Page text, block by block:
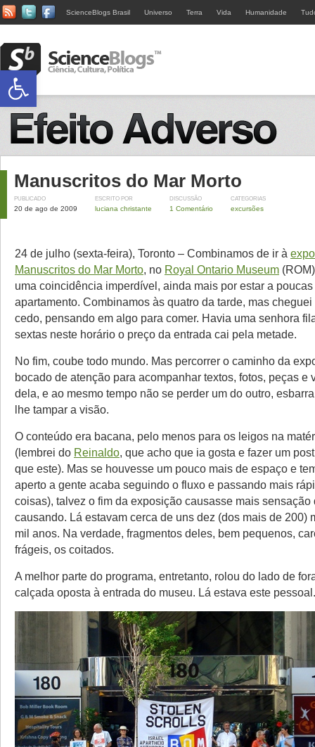
ScienceBlogs Brasil Universo Terra Vida Humanidade
Manuscritos do Mar Morto
PUBLICADO
20 de ago de 2009
ESCRITO POR
luciana christante
DISCUSSÃO
1 Comentário
CATEGORIAS
excursões
24 de julho (sexta-feira), Toronto – Combinamos de ir à
Manuscritos do Mar Morto, no Royal Ontario Museum
uma coincidência imperdível, ainda mais por estar a
apartamento. Combinamos às quatro da tarde, mas
cedo, pensando em algo para comer. Havia uma senhora
sextas neste horário o preço da entrada cai pela metade.
No fim, coube todo mundo. Mas percorrer o caminho da
bocado de atenção para acompanhar textos, fotos, peças e
dela, e ao mesmo tempo não se perder um do outro,
lhe tampar a visão.
O conteúdo era bacana, pelo menos para os leigos na
(lembrei do Reinaldo, que acho que ia gosta e fazer um
que este). Mas se houvesse um pouco mais de espaço e
aperto a gente acaba seguindo o fluxo e passando mais
coisas), talvez o fim da exposição causasse mais sensação
causando. Lá estavam cerca de uns dez (dos mais de 200)
mil anos. Na verdade, fragmentos deles, bem pequenos,
frágeis, os coitados.
A melhor parte do programa, entretanto, rolou do lado de
calçada oposta à entrada do museu. Lá estava este pessoal.
Abrir a barra de ferramentas